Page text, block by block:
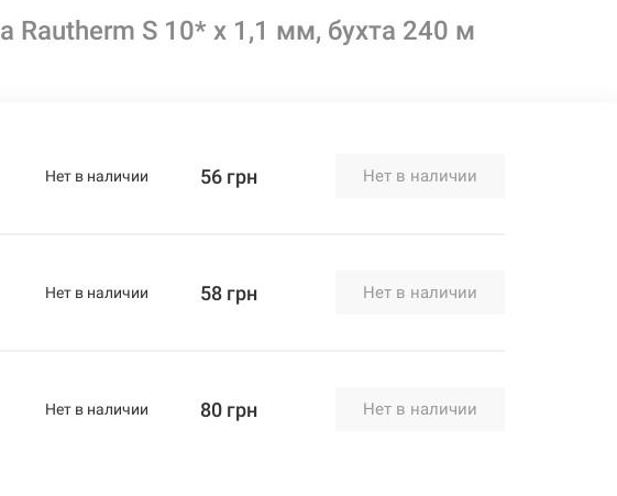
Rautherm S 10* x 1,1 мм, бухта 240 м
Нет в наличии 56 грн Нет в наличии
Нет в наличии 58 грн Нет в наличии
Нет в наличии 80 грн Нет в наличии